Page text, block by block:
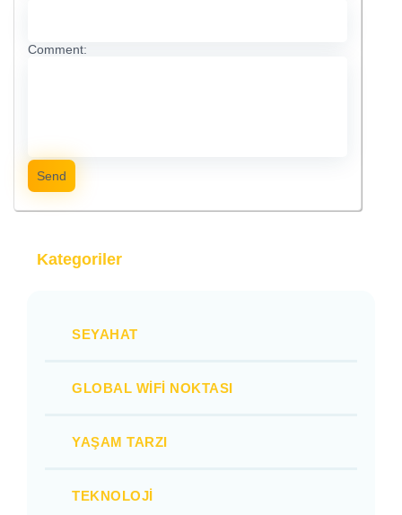
Comment:
Send
Kategoriler
SEYAHAT
GLOBAL WIFI NOKTASI
YAŞAM TARZI
TEKNOLOJI